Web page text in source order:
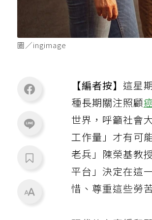
圖／ingimage
【編者按】 這星
種長期關注照顧
世界，呼籲社會
工作量」才有可
老兵」陳榮基教
平台」決定在這
惜、尊重這些勞